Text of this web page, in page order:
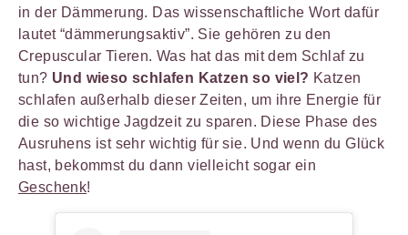
in der Dämmerung. Das wissenschaftliche Wort dafür
lautet “dämmerungsaktiv”. Sie gehören zu den
Crepuscular Tieren. Was hat das mit dem Schlaf zu
tun? Und wieso schlafen Katzen so viel? Katzen
schlafen außerhalb dieser Zeiten, um ihre Energie für
die so wichtige Jagdzeit zu sparen. Diese Phase des
Ausruhens ist sehr wichtig für sie. Und wenn du Glück
hast, bekommst du dann vielleicht sogar ein
Geschenk!